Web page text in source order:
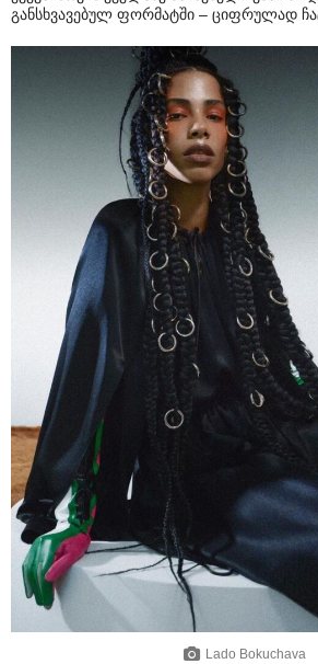
განსხვავებულ ფორმატში – ციფრულად
Lado Bokuchava